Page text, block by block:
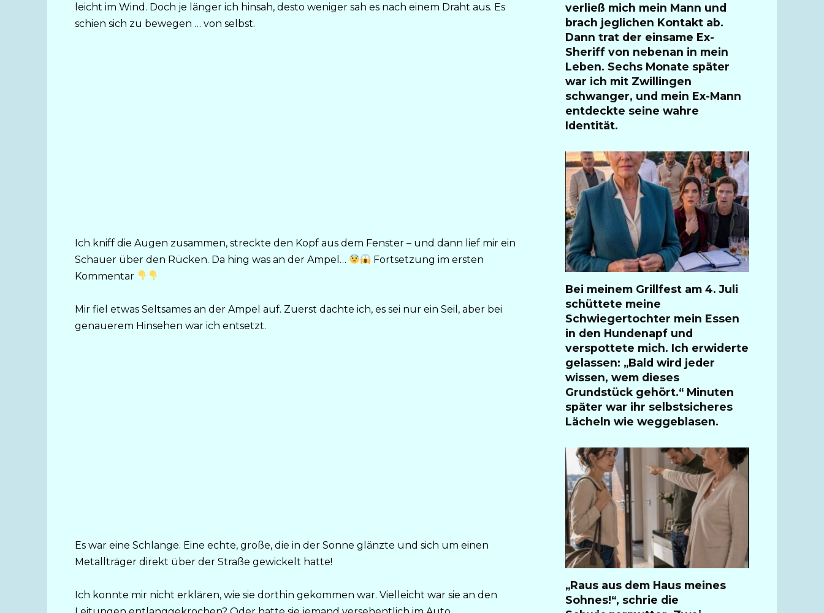
leicht im Wind. Doch je länger ich hinsah, desto weniger sah es nach einem Draht aus. Es
schien sich zu bewegen … von selbst.
Ich kniff die Augen zusammen, streckte den Kopf aus dem Fenster – und dann lief mir ein
Schauer über den Rücken. Da hing was an der Ampel…
Fortsetzung im ersten
Kommentar
Mir fiel etwas Seltsames an der Ampel auf. Zuerst dachte ich, es sei nur ein Seil, aber bei
genauerem Hinsehen war ich entsetzt.
Es war eine Schlange. Eine echte, große, die in der Sonne glänzte und sich um einen
Metallträger direkt über der Straße gewickelt hatte!
Ich konnte mir nicht erklären, wie sie dorthin gekommen war. Vielleicht war sie an den
verließ mich mein Mann und
brach jeglichen Kontakt ab.
Dann trat der einsame Ex-
Sheriff von nebenan in mein
Leben. Sechs Monate später
war ich mit Zwillingen
schwanger, und mein Ex-Mann
entdeckte seine wahre
Identität.
Bei meinem Grillfest am 4. Juli
schüttete meine
Schwiegertochter mein Essen
in den Hundenapf und
verspottete mich. Ich erwiderte
gelassen: „Bald wird jeder
wissen, wem dieses
Grundstück gehört.“ Minuten
später war ihr selbstsicheres
Lächeln wie weggeblasen.
„Raus aus dem Haus meines
Sohnes!“, schrie die